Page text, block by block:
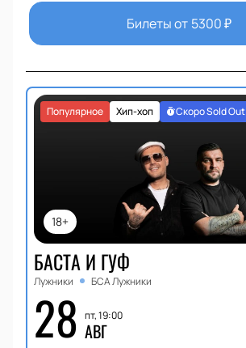
Билеты от 5300₽
18+
Хип-хоп
Популярное Скоро Sold Out
БАСТА И ГУФ
Лужники БСА Лужники
28 пт, 19:00
АВГ